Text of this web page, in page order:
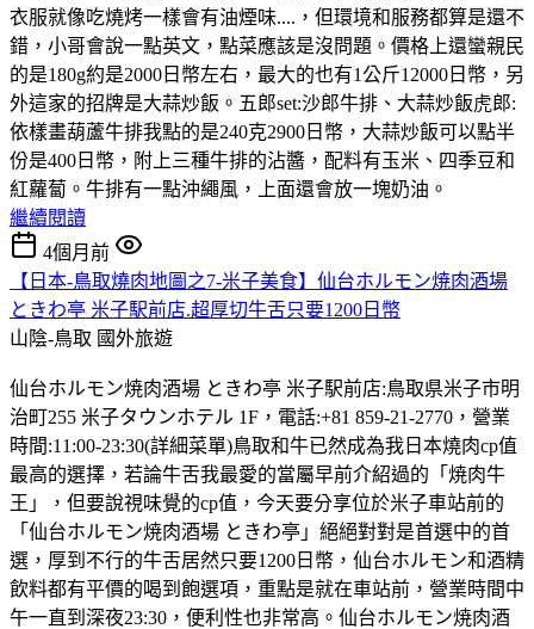
衣服就像吃燒烤一樣會有油煙味....，但環境和服務都算是還不
錯，小哥會說一點英文，點菜應該是沒問題。價格上還蠻親民
的是180g約是2000日幣左右，最大的也有1公斤12000日幣，另
外這家的招牌是大蒜炒飯。五郎set:沙郎牛排、大蒜炒飯虎郎:
依樣畫葫蘆牛排我點的是240克2900日幣，大蒜炒飯可以點半
份是400日幣，附上三種牛排的沾醬，配料有玉米、四季豆和
紅蘿蔔。牛排有一點沖繩風，上面還會放一塊奶油。
繼續閱讀
4個月前
【日本-鳥取燒肉地圖之7-米子美食】仙台ホルモン焼肉酒場
ときわ亭 米子駅前店.超厚切牛舌只要1200日幣
山陰-鳥取 國外旅遊
仙台ホルモン焼肉酒場 ときわ亭 米子駅前店:鳥取県米子市明
治町255 米子タウンホテル 1F，電話:+81 859-21-2770，營業
時間:11:00-23:30(詳細菜單)鳥取和牛已然成為我日本燒肉cp值
最高的選擇，若論牛舌我最愛的當屬早前介紹過的「焼肉牛
王」，但要說視味覺的cp值，今天要分享位於米子車站前的
「仙台ホルモン焼肉酒場 ときわ亭」絕絕對對是首選中的首
選，厚到不行的牛舌居然只要1200日幣，仙台ホルモン和酒精
飲料都有平價的喝到飽選項，重點是就在車站前，營業時間中
午一直到深夜23:30，便利性也非常高。仙台ホルモン焼肉酒